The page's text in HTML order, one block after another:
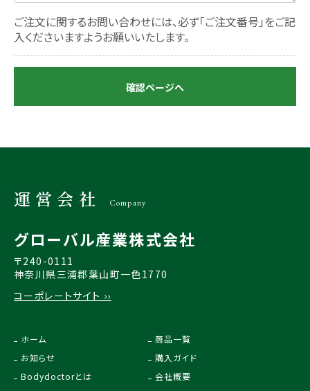
ご注文に関するお問い合わせには、必ず「ご注文番号」をご記
入くださいますようお願いいたします。
確認ページへ
運営会社 Company
グローバル産業株式会社
〒240-0111
神奈川県三浦郡葉山町一色1770
コーポレートサイト ››
ホーム
お知らせ
Bodydoctorとは
商品一覧
購入ガイド
会社概要